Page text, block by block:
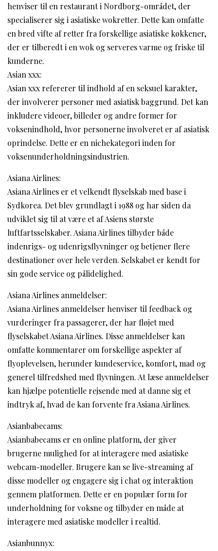
henviser til en restaurant i Nordborg-området, der
specialiserer sig i asiatiske wokretter. Dette kan omfatte
en bred vifte af retter fra forskellige asiatiske køkkener,
der er tilberedt i en wok og serveres varme og friske til
kunderne.
Asian xxx:
Asian xxx refererer til indhold af en seksuel karakter,
der involverer personer med asiatisk baggrund. Det kan
inkludere videoer, billeder og andre former for
voksenindhold, hvor personerne involveret er af asiatisk
oprindelse. Dette er en nichekategori inden for
voksenunderholdningsindustrien.
Asiana Airlines:
Asiana Airlines er et velkendt flyselskab med base i
Sydkorea. Det blev grundlagt i 1988 og har siden da
udviklet sig til at være et af Asiens største
luftfartsselskaber. Asiana Airlines tilbyder både
indenrigs- og udenrigsflyvninger og betjener flere
destinationer over hele verden. Selskabet er kendt for
sin gode service og pålidelighed.
Asiana Airlines anmeldelser:
Asiana Airlines anmeldelser henviser til feedback og
vurderinger fra passagerer, der har fløjet med
flyselskabet Asiana Airlines. Disse anmeldelser kan
omfatte kommentarer om forskellige aspekter af
flyoplevelsen, herunder kundeservice, komfort, mad og
generel tilfredshed med flyvningen. At læse anmeldelser
kan hjælpe potentielle rejsende med at danne sig et
indtryk af, hvad de kan forvente fra Asiana Airlines.
Asianbabecams:
Asianbabecams er en online platform, der giver
brugerne mulighed for at interagere med asiatiske
webcam-modeller. Brugere kan se live-streaming af
disse modeller og engagere sig i chat og interaktion
gennem platformen. Dette er en populær form for
underholdning for voksne og tilbyder en måde at
interagere med asiatiske modeller i realtid.
Asianbunnyx: